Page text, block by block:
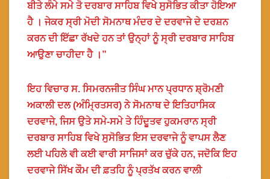
ਬੀਤੇ ਲੰਮੇ ਸਮੇ ਤੋ ਦਰਬਾਰ ਸਾਹਿਬ ਵਿਖੇ ਸੁਸੋਭਿਤ ਕੀਤਾ ਹੋਇਆ
ਹੈ । ਜੇਕਰ ਸ੍ਰੀ ਮੋਦੀ ਸੋਮਨਾਥ ਮੰਦਰ ਦੇ ਦਰਵਾਜੇ ਦੇ ਦਰਸ਼ਨ
ਕਰਨ ਦੀ ਇੱਛਾ ਰੱਖਦੇ ਹਨ ਤਾਂ ਉਨ੍ਹਾਂ ਨੂੰ ਸ੍ਰੀ ਦਰਬਾਰ ਸਾਹਿਬ
ਆਉਣਾ ਚਾਹੀਦਾ ਹੈ ।”
ਇਹ ਵਿਚਾਰ ਸ. ਸਿਮਰਨਜੀਤ ਸਿੰਘ ਮਾਨ ਪ੍ਰਧਾਨ ਸ਼੍ਰੋਮਣੀ
ਅਕਾਲੀ ਦਲ (ਅੰਮ੍ਰਿਤਸਰ) ਨੇ ਸੋਮਨਾਥ ਦੇ ਇਤਿਹਾਸਿਕ
ਦਰਵਾਜੇ, ਜਿਸ ਉਤੇ ਸਮੇ-ਸਮੇ ਤੇ ਹਿੰਦੂਤਵ ਹੁਕਮਰਾਨ ਸ੍ਰੀ
ਦਰਬਾਰ ਸਾਹਿਬ ਵਿਖੇ ਸੁਸੋਭਿਤ ਇਸ ਦਰਵਾਜੇ ਨੂੰ ਵਾਪਸ ਲੈਣ
ਲਈ ਪਹਿਲੇ ਵੀ ਕਈ ਵਾਰੀ ਸਾਜਿਸਾਂ ਕਰ ਚੁੱਕੇ ਹਨ, ਜਦੋਕਿ ਇਹ
ਦਰਵਾਜੇ ਸਿੱਖ ਕੌਮ ਦੀ ਫ਼ਤਹਿ ਨੂੰ ਪ੍ਰਤੱਖ ਕਰਨ ਵਾਲੀ